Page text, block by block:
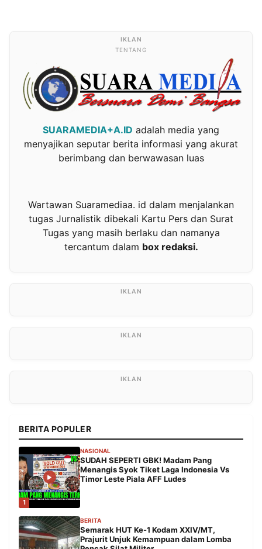
TENTANG
SUARAMEDIA+A.ID adalah media yang
menyajikan seputar berita informasi yang akurat
berimbang dan berwawasan luas
Wartawan Suaramediaa. id dalam menjalankan
tugas Jurnalistik dibekali Kartu Pers dan Surat
Tugas yang masih berlaku dan namanya
tercantum dalam box redaksi.
BERITA POPULER
1
NASIONAL
SUDAH SEPERTI GBK! Madam Pang
Menangis Syok Tiket Laga Indonesia Vs
Timor Leste Piala AFF Ludes
BERITA
Semarak HUT Ke-1 Kodam XXIV/MT,
Prajurit Unjuk Kemampuan dalam Lomba